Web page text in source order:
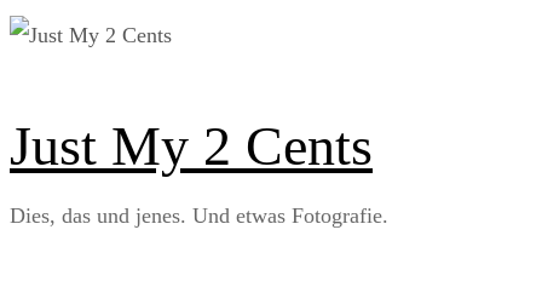
Just My 2 Cents
Dies, das und jenes. Und etwas Fotografie.